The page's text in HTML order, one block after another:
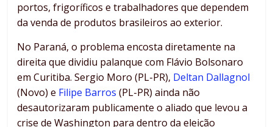
portos, frigoríficos e trabalhadores que dependem
da venda de produtos brasileiros ao exterior.
No Paraná, o problema encosta diretamente na
direita que dividiu palanque com Flávio Bolsonaro
em Curitiba. Sergio Moro (PL-PR), Deltan Dallagnol
(Novo) e Filipe Barros (PL-PR) ainda não
desautorizaram publicamente o aliado que levou a
crise de Washington para dentro da eleição